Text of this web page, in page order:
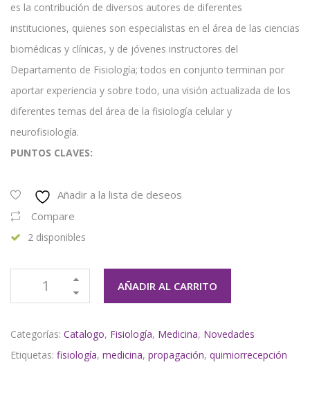
es la contribución de diversos autores de diferentes
instituciones, quienes son especialistas en el área de las ciencias
biomédicas y clínicas, y de jóvenes instructores del
Departamento de Fisiología; todos en conjunto terminan por
aportar experiencia y sobre todo, una visión actualizada de los
diferentes temas del área de la fisiología celular y
neurofisiología.
PUNTOS CLAVES:
Añadir a la lista de deseos
Compare
2 disponibles
AÑADIR AL CARRITO
Categorías: Catalogo, Fisiología, Medicina, Novedades
Etiquetas: fisiología, medicina, propagación, quimiorrecepción